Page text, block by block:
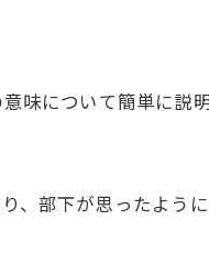
味について簡単に説明
、部下が思ったよう